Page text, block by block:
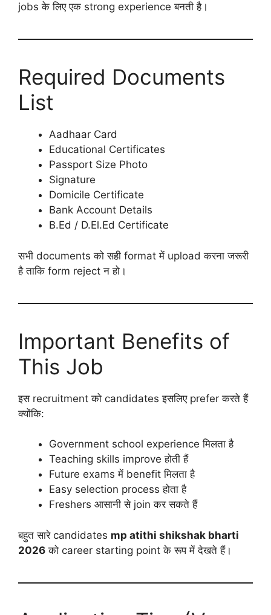
jobs के लिए एक strong experience बनती है।
Required Documents
List
Aadhaar Card
Educational Certificates
Passport Size Photo
Signature
Domicile Certificate
Bank Account Details
B.Ed / D.El.Ed Certificate
सभी documents को सही format में upload करना जरूरी
है ताकि form reject न हो।
Important Benefits of
This Job
इस recruitment को candidates इसलिए prefer करते हैं
क्योंकि:
Government school experience मिलता है
Teaching skills improve होती हैं
Future exams में benefit मिलता है
Easy selection process होता है
Freshers आसानी से join कर सकते हैं
बहुत सारे candidates mp atithi shikshak bharti
2026 को career starting point के रूप में देखते हैं।